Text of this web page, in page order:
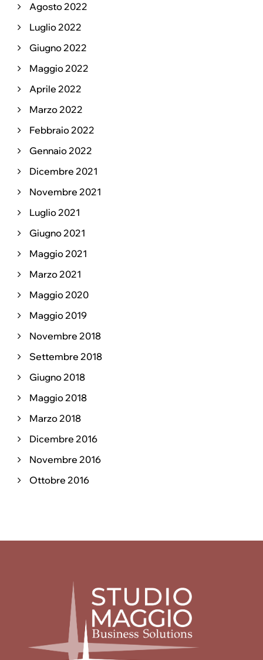
Agosto 2022
Luglio 2022
Giugno 2022
Maggio 2022
Aprile 2022
Marzo 2022
Febbraio 2022
Gennaio 2022
Dicembre 2021
Novembre 2021
Luglio 2021
Giugno 2021
Maggio 2021
Marzo 2021
Maggio 2020
Maggio 2019
Novembre 2018
Settembre 2018
Giugno 2018
Maggio 2018
Marzo 2018
Dicembre 2016
Novembre 2016
Ottobre 2016